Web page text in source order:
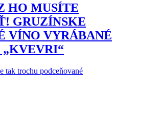
HO MUSÍTE
GRUZÍNSKE
VÍNO VYRÁBANÉ
tak trochu podceňované